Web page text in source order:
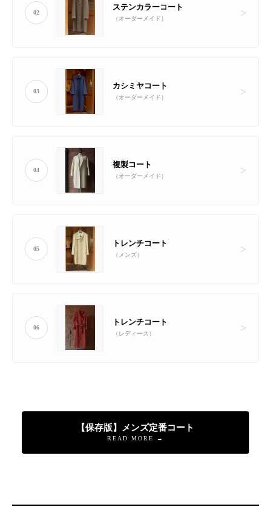
02
ステンカラーコート
（オーダーメイド）
03
カシミヤコート
（オーダーメイド）
04
複製コート
（オーダーメイド）
05
トレンチコート
（メンズ）
06
トレンチコート
（レディース）
【保存版】メンズ定番コート
READ MORE →